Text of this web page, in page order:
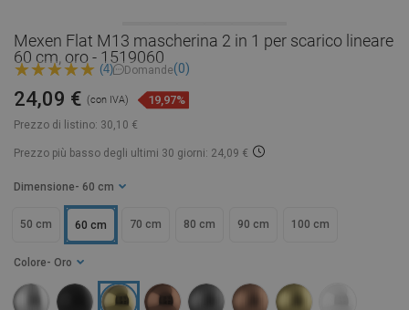
Mexen Flat M13 mascherina 2 in 1 per scarico lineare
60 cm, oro - 1519060
(4) Domande(0)
Prezzo di listino: 30,10 €
24,09 € (con IVA) 19,97%
Prezzo più basso degli ultimi 30 giorni: 24,09 €
Dimensione - 60 cm
50 cm 60 cm 70 cm 80 cm 90 cm 100 cm
Colore - Oro